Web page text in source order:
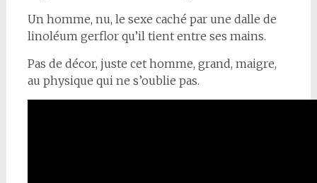
Un homme, nu, le sexe caché par une dalle de
linoléum gerflor qu’il tient entre ses mains.
Pas de décor, juste cet homme, grand, maigre,
au physique qui ne s’oublie pas.